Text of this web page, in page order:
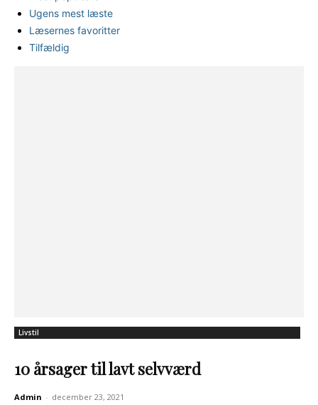
Ugens mest læste
Læsernes favoritter
Tilfældig
Livstil
10 årsager til lavt selvværd
Admin - december 23, 2021